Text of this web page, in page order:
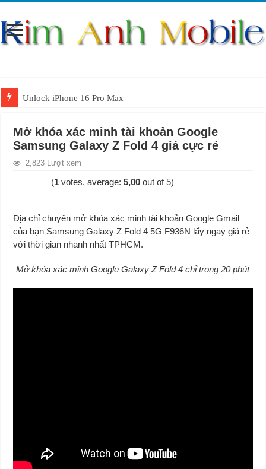
Unlock iPhone 16 Pro Max
Unlock Samsung Galaxy S26 Ultra
Unlock Samsung Galaxy Z Fold 7 giá rẻ
Mở khóa xác minh tài khoản Google
Samsung Galaxy Z Fold 4 giá cực rẻ
2,823 Lượt xem
(1 votes, average:5,00 out of 5)
Địa chỉ chuyên mở khóa xác minh tài khoản Google Gmail
của bạn Samsung Galaxy Z Fold 4 5G F936N lấy ngay giá rẻ
với thời gian nhanh nhất TPHCM.
Mở khóa xác minh Google Galaxy Z Fold 4 chỉ trong 20 phút